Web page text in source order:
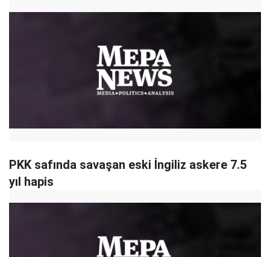
PKK safında savaşan eski İngiliz askere 7.5
yıl hapis